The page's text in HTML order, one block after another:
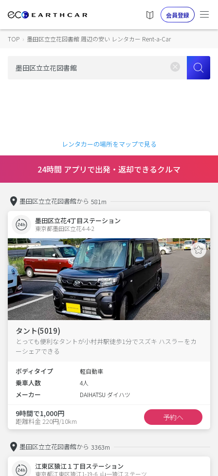
会員登録
TOP › 墨田区立立花図書館 周辺の安い レンタカー Rent-a-Car
レンタカーの場所をマップで見る
24時間 アプリで出発・返却できるクルマ
墨田区立立花図書館から 581m
墨田区立花4丁目ステーション
東京都墨田区立花4-4-2
タント(5019)
とっても便利なタントが小村井駅徒歩1分でスズキ ハスラーをカ
ーシェアできる
ボディタイプ 軽自動車
乗車人数 4人
メーカー DAIHATSU ダイハツ
9時間で1,000円
距離料金 220円/10km 予約へ
墨田区立立花図書館から 3363m
江東区猿江１丁目ステーション
東京都江東区猿江1-19-6  山一猿江ステーツ